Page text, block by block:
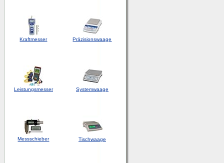
Kraftmesser Präzisionswaage
Leistungsmesser Systemwaage
Messschieber Tischwaage